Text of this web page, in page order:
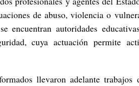
de abuso, violencia o
encuentran autoridades
cuya actuación permite
llevaron adelante trabajos